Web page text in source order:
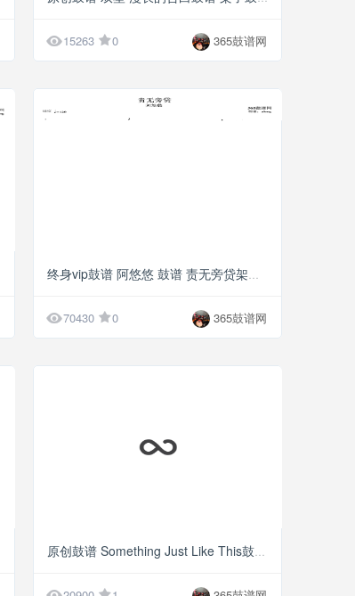
15263 0 365鼓谱网
70430 0 365鼓谱网